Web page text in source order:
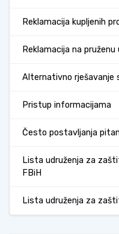
Reklamacija kupljenih
Reklamacija na pruženu
Alternativno rješavanje
Pristup informacijama
Često postavljanja
Lista udruženja za
FBiH
Lista udruženja za